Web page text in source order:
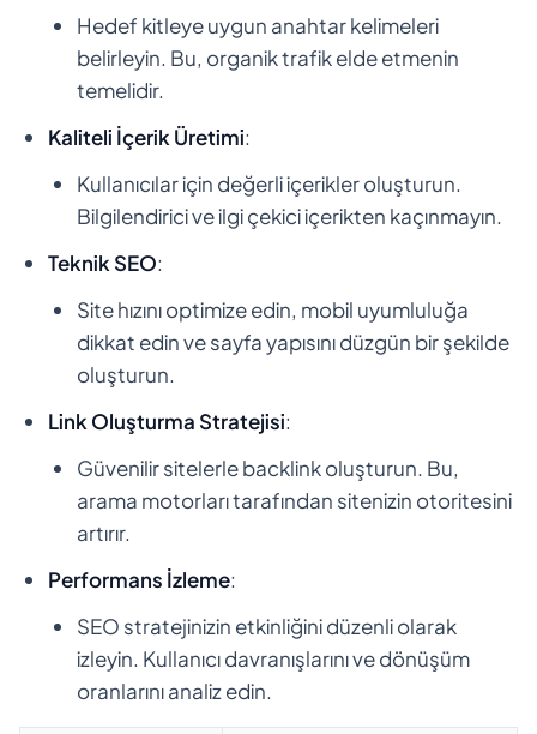
Hedef kitleye uygun anahtar kelimeleri
belirleyin. Bu, organik trafik elde etmenin
temelidir.
Kaliteli İçerik Üretimi:
Kullanıcılar için değerli içerikler oluşturun.
Bilgilendirici ve ilgi çekici içerikten kaçınmayın.
Teknik SEO:
Site hızını optimize edin, mobil uyumluluğa
dikkat edin ve sayfa yapısını düzgün bir şekilde
oluşturun.
Link Oluşturma Stratejisi:
Güvenilir sitelerle backlink oluşturun. Bu,
arama motorları tarafından sitenizin otoritesini
artırır.
Performans İzleme:
SEO stratejinizin etkinliğini düzenli olarak
izleyin. Kullanıcı davranışlarını ve dönüşüm
oranlarını analiz edin.